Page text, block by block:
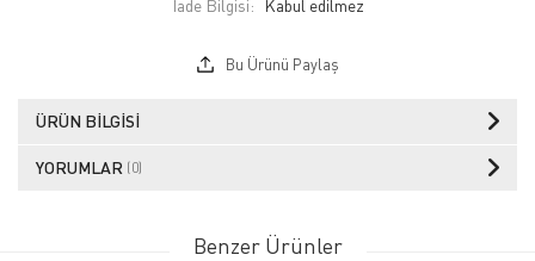
İade Bilgisi:
Bu Ürünü Paylaş
ÜRÜN BILGISI
YORUMLAR (0)
Benzer Ürünler